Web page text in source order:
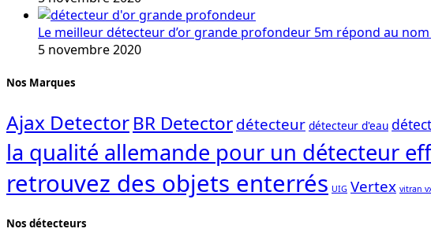
Le meilleur détecteur d’or grande profondeur 5m répond au
5 novembre 2020
Nos Marques
Ajax DetectorBR Detectordétecteur détecteur d'eau
la qualité allemande pour un détecteur
retrouvez des objets enterrés UIG Vertex vitran
Nos détecteurs